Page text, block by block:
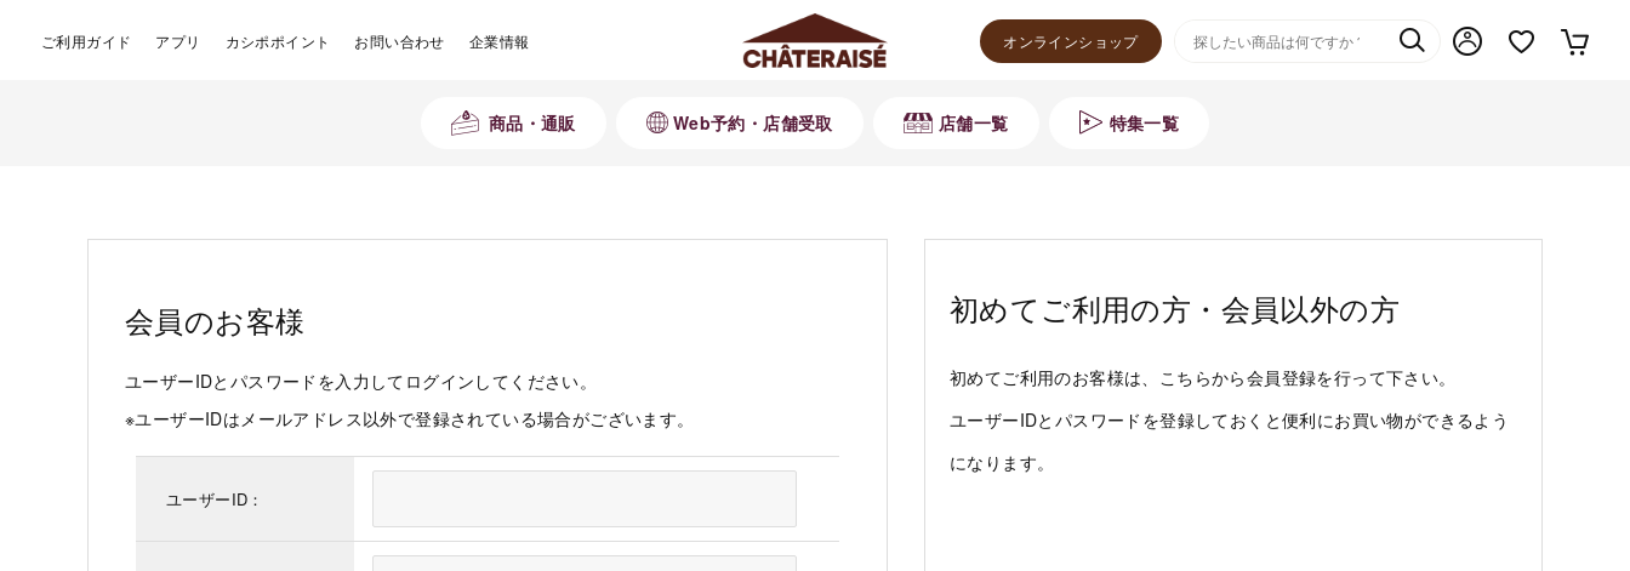
ご利用ガイド アプリ カシポポイント お問い合わせ 企業情報 オンラインショップ
商品・通販 Web予約・店舗受取 店舗一覧 特集一覧
会員のお客様
ユーザーIDとパスワードを入力してログインしてください。
※ユーザーIDはメールアドレス以外で登録されている場合がございます。
ユーザーID：
初めてご利用の方・会員以外の方
初めてご利用のお客様は、こちらから会員登録を行って下さい。
ユーザーIDとパスワードを登録しておくと便利にお買い物ができるよう
になります。